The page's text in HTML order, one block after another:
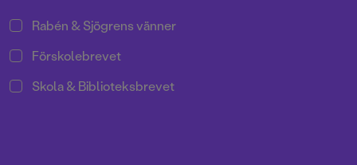
Rabén & Sjögrens vänner
Förskolebrevet
Skola & Biblioteksbrevet